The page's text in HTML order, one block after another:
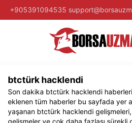
+905391094535
btctürk hacklendi​
Son dakika btctürk hacklendi​
eklenen tüm haberler bu sayfada yer
yaşanan btctürk hacklendi​
gelişmeler ve çok daha fazlası sürekli